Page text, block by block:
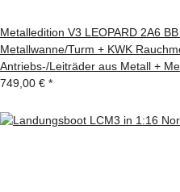
Metalledition V3 LEOPARD 2A6
Metallwanne/Turm + KWK
Antriebs-/Leiträder aus Metall +
749,00 € *